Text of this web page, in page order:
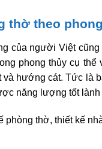
thờ theo
của người Việt
phong thủy cụ
và hướng cát. Tức
năng lượng tốt